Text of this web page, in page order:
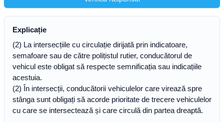
Explicație
(2) La intersecțiile cu circulație dirijată prin indicatoare,
semafoare sau de către polițistul rutier, conducătorul de
vehicul este obligat să respecte semnificația sau indicațiile
acestuia.
(2) În intersecții, conducătorii vehiculelor care virează spre
stânga sunt obligați să acorde prioritate de trecere vehiculelor
cu care se intersectează și care circulă din partea dreaptă.